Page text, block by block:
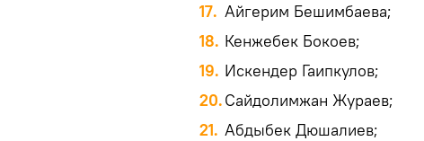
Айгерим Бешимбаева;
Кенжебек Бокоев;
Искендер Гаипкулов;
Сайдолимжан Жураев;
Абдыбек Дюшалиев;